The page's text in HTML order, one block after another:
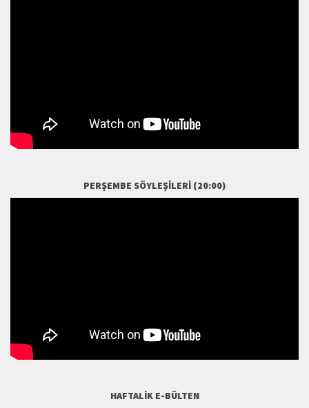
PERŞEMBE SÖYLEŞILERI (20:00)
HAFTALIK E-BÜLTEN